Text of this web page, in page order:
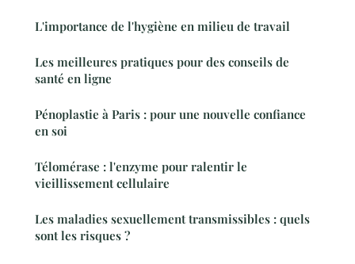
L'importance de l'hygiène en milieu de travail
Les meilleures pratiques pour des conseils de
santé en ligne
Pénoplastie à Paris : pour une nouvelle confiance
en soi
Télomérase : l'enzyme pour ralentir le
vieillissement cellulaire
Les maladies sexuellement transmissibles : quels
sont les risques ?